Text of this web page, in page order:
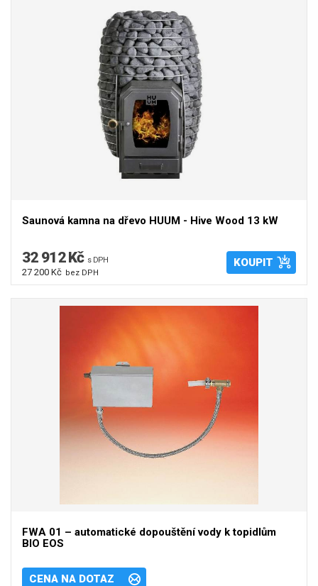
Saunová kamna na dřevo HUUM - Hive Wood 13 kW
32 912 Kč s DPH
27 200 Kč bez DPH
KOUPIT
FWA 01 – automatické dopouštění vody k topidlům
BIO EOS
CENA NA DOTAZ